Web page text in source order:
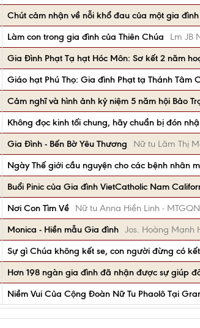
Chút cảm nhận về nỗi khổ đau của một gia
Làm con trong gia đình của Thiên Chúa
Lm JB
Gia Đình Phạt Tạ hạt Hóc Môn: Sơ kết 2 năm
Giáo hạt Phú Thọ: Gia đình Phạt tạ Thánh Tâm
Cảm nghĩ và hình ảnh kỷ niệm 5 năm hội Bảo
Không đọc kinh tối chung, hãy chuẩn bị đón
Gia Đình - Bến Bờ Yêu Thương
Nữ tu Lâm Thị
Ngày Thế giới cầu nguyện cho các bệnh nhân
Buổi Pinic của Gia đình VietCatholic Nam
Nơi Con Tìm Về
Nữ tu Anna Hiền Linh - MTGQN
Monica - Hiền mẫu Gia đình Jos. Hoàng Mạnh
Sự gì Chúa không kết se, con người đừng có
Hơn 198 ngàn gia đình đã nhận được sự giúp
Niềm Vui Của Cộng Đoàn Nữ Tu Phaolô Tại